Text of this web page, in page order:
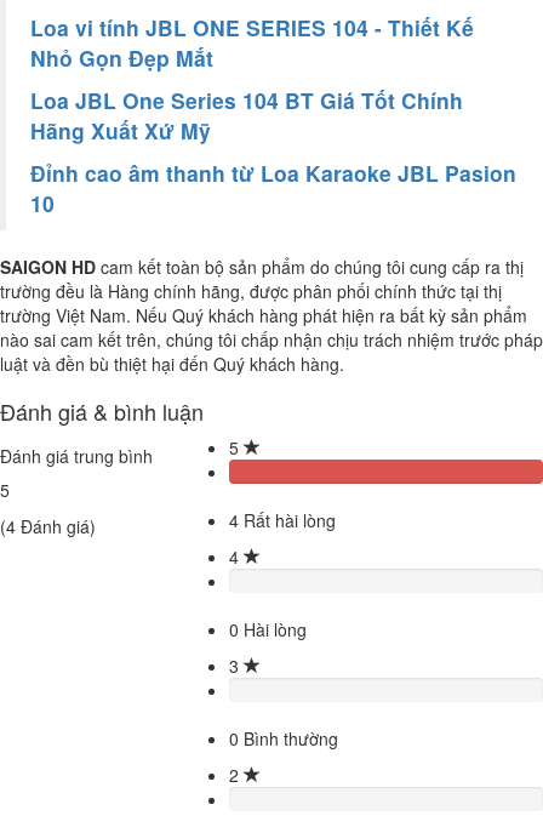
Loa vi tính JBL ONE SERIES 104 - Thiết Kế
Nhỏ Gọn Đẹp Mắt
Loa JBL One Series 104 BT Giá Tốt Chính
Hãng Xuất Xứ Mỹ
Đỉnh cao âm thanh từ Loa Karaoke JBL Pasion
10
SAIGON HD cam kết toàn bộ sản phẩm do chúng tôi cung cấp ra thị
trường đều là Hàng chính hãng, được phân phối chính thức tại thị
trường Việt Nam. Nếu Quý khách hàng phát hiện ra bất kỳ sản phẩm
nào sai cam kết trên, chúng tôi chấp nhận chịu trách nhiệm trước pháp
luật và đền bù thiệt hại đến Quý khách hàng.
Đánh giá & bình luận
Đánh giá trung bình
5
(4 Đánh giá)
5
4 Rất hài lòng
4
0 Hài lòng
3
0 Bình thường
2